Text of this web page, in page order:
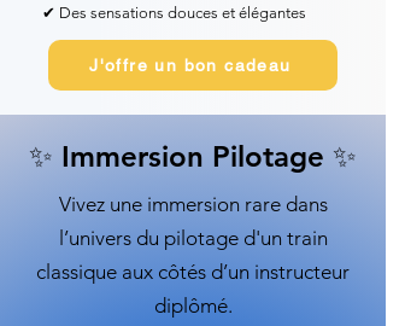
✔ Des sensations douces et élégantes
J'offre un bon cadeau
✨ Immersion Pilotage ✨
Vivez une immersion rare dans
l’univers du pilotage d'un train
classique aux côtés d’un instructeur
diplômé.